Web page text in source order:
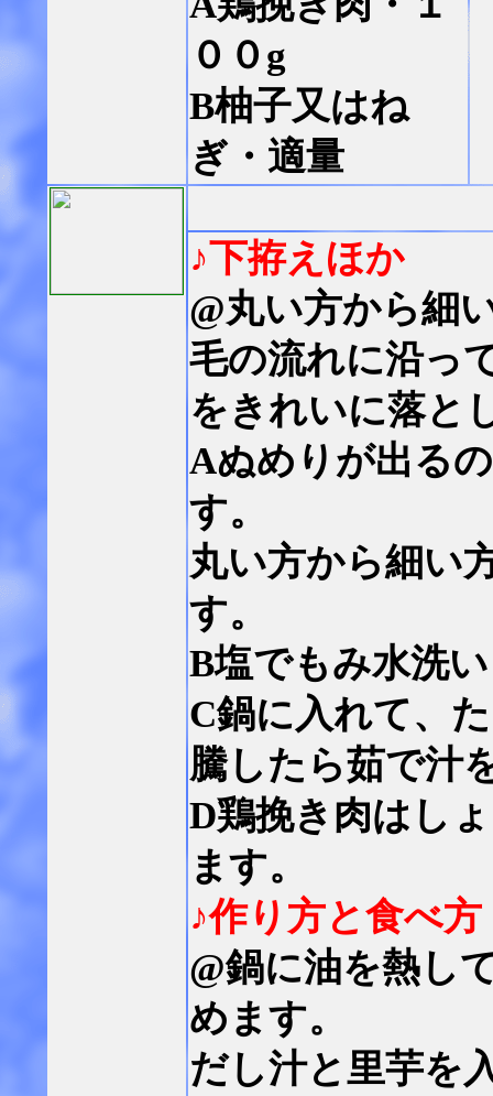
００g
B柚子又はね
ぎ・適量
♪下拵えほか
@丸い方から細
毛の流れに沿っ
をきれいに落と
Aぬめりが出る
す。
丸い方から細い
す。
B塩でもみ水洗
C鍋に入れて、
騰したら茹で汁
D鶏挽き肉はし
ます。
♪作り方と食べ方
@鍋に油を熱し
めます。
だし汁と里芋を